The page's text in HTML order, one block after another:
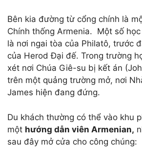
Bên kia đường từ cổng chính là
Chính thống Armenia. Một số
là nơi ngai tòa của Philatô, trước
của Herod Đại đế. Trong trường
xét nơi Chúa Giê-su bị kết án
trên một quảng trường mở, nơi
James hiện đang đứng.
Du khách thường có thể vào khu
một hướng dẫn viên Armenian,
sau đây mở cửa cho công chúng: